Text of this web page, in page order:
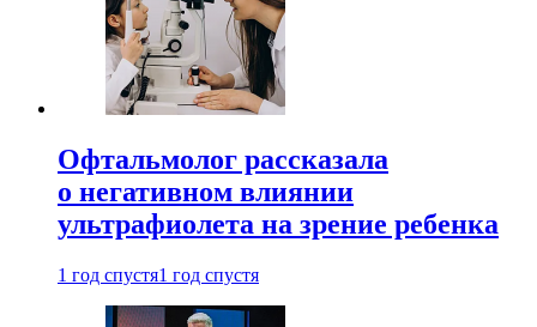
Офтальмолог рассказала
о негативном влиянии
ультрафиолета на зрение ребенка
1 год спустя1 год спустя